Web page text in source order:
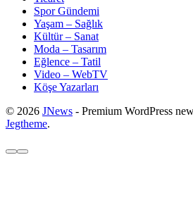
Spor Gündemi
Yaşam – Sağlık
Kültür – Sanat
Moda – Tasarım
Eğlence – Tatil
Video – WebTV
Köşe Yazarları
© 2026 JNews - Premium WordPress
Jegtheme.